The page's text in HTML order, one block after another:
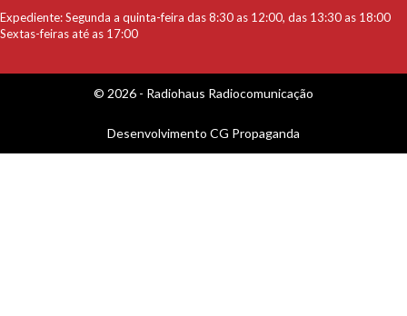
Expediente: Segunda a quinta-feira das 8:30 as 12:00, das 13:30 as 18:00
Sextas-feiras até as 17:00
© 2026 - Radiohaus Radiocomunicação
Desenvolvimento CG Propaganda